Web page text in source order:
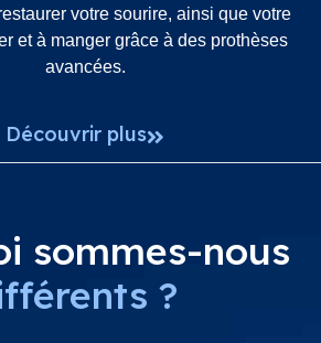
votre sourire, ainsi que votre
et à manger grâce à des prothèses
avancées.
Découvrir plus
sommes-nous
?